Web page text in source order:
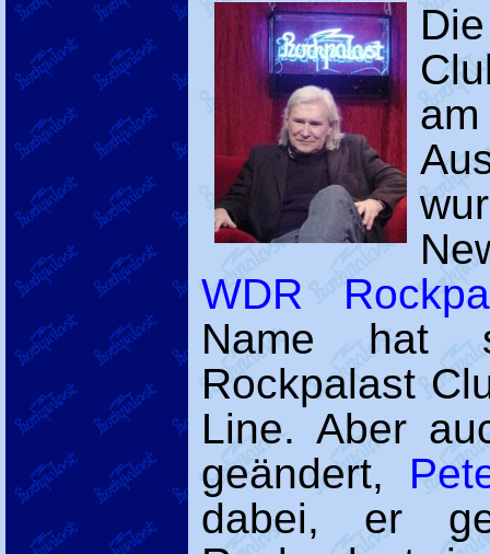
WDR
Name hat
Rockpalast
Line. Aber
geändert,
dabei, er